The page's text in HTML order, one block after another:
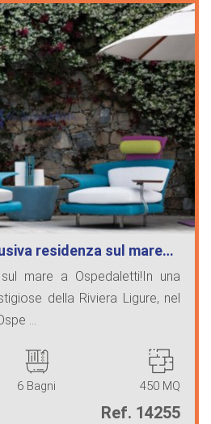
residenza sul mare…
mare a Ospedaletti!In una
della Riviera Ligure, nel
...
6 Bagni 450 MQ
Ref. 14255